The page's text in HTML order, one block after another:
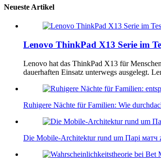
Neueste Artikel
Lenovo ThinkPad X13 Serie im
Lenovo hat das ThinkPad X13 für
dauerhaften Einsatz unterwegs ausgelegt.
Ruhigere Nächte für Familien: Wie
Die Mobile-Architektur rund um Парі